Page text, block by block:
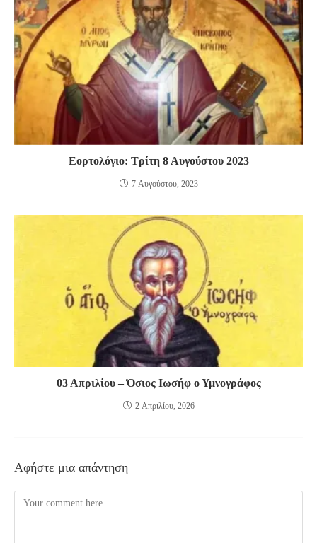
Εορτολόγιο: Τρίτη 8 Αυγούστου 2023
7 Αυγούστου, 2023
03 Απριλίου – Όσιος Ιωσήφ ο Υμνογράφος
2 Απριλίου, 2026
Αφήστε μια απάντηση
Comment